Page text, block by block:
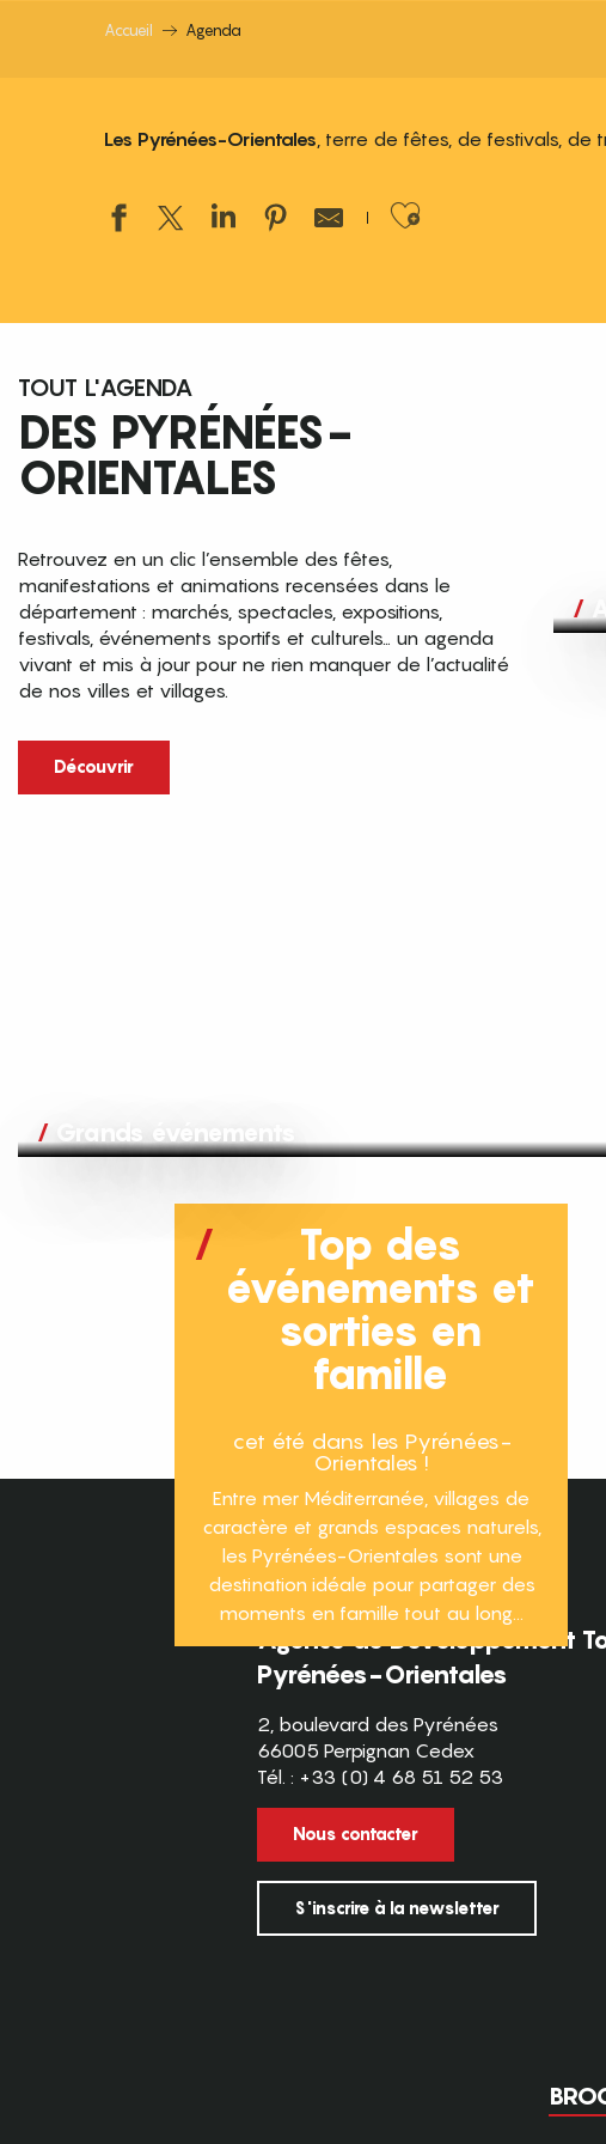
Accueil Agenda
Les Pyrénées-Orientales, terre de fêtes, de festivals, de
Ajouter aux
TOUT L'AGENDA
DES PYRÉNÉES-
ORIENTALES
Retrouvez en un clic l’ensemble des fêtes,
manifestations et animations recensées dans le
département : marchés, spectacles, expositions,
festivals, événements sportifs et culturels… un agenda
vivant et mis à jour pour ne rien manquer de l’actualité
de nos villes et villages.
Découvrir
Grands événements
Top des
événements et
sorties en
famille
cet été dans les Pyrénées-
Orientales !
Entre mer Méditerranée, villages de
caractère et grands espaces naturels,
les Pyrénées-Orientales sont une
destination idéale pour partager des
moments en famille tout au long...
Agence de Développement
Pyrénées-Orientales
2, boulevard des Pyrénées
66005 Perpignan Cedex
Tél. : +33 (0) 4 68 51 52 53
Nous contacter
S'inscrire à la newsletter